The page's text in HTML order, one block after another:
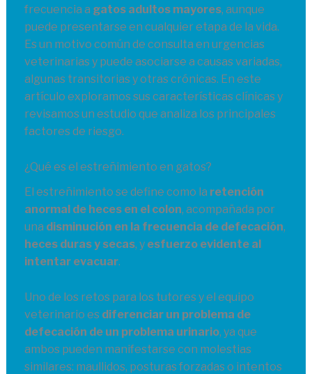
frecuencia a gatos adultos mayores, aunque
puede presentarse en cualquier etapa de la vida.
Es un motivo común de consulta en urgencias
veterinarias y puede asociarse a causas variadas,
algunas transitorias y otras crónicas. En este
artículo exploramos sus características clínicas y
revisamos un estudio que analiza los principales
factores de riesgo.
¿Qué es el estreñimiento en gatos?
El estreñimiento se define como la retención
anormal de heces en el colon, acompañada por
una disminución en la frecuencia de defecación,
heces duras y secas, y esfuerzo evidente al
intentar evacuar.
Uno de los retos para los tutores y el equipo
veterinario es diferenciar un problema de
defecación de un problema urinario, ya que
ambos pueden manifestarse con molestias
similares: maullidos, posturas forzadas o intentos